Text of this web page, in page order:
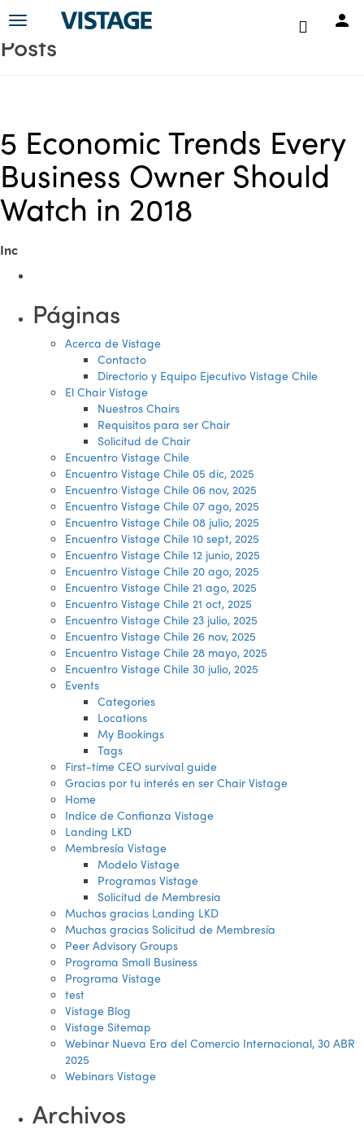
Toggle
Posts
5 Economic Trends Every
Business Owner Should
Watch in 2018
Inc
Páginas
Acerca de Vistage
Contacto
Directorio y Equipo Ejecutivo Vistage Chile
El Chair Vistage
Nuestros Chairs
Requisitos para ser Chair
Solicitud de Chair
Encuentro Vistage Chile
Encuentro Vistage Chile 05 dic, 2025
Encuentro Vistage Chile 06 nov, 2025
Encuentro Vistage Chile 07 ago, 2025
Encuentro Vistage Chile 08 julio, 2025
Encuentro Vistage Chile 10 sept, 2025
Encuentro Vistage Chile 12 junio, 2025
Encuentro Vistage Chile 20 ago, 2025
Encuentro Vistage Chile 21 ago, 2025
Encuentro Vistage Chile 21 oct, 2025
Encuentro Vistage Chile 23 julio, 2025
Encuentro Vistage Chile 26 nov, 2025
Encuentro Vistage Chile 28 mayo, 2025
Encuentro Vistage Chile 30 julio, 2025
Events
Categories
Locations
My Bookings
Tags
First-time CEO survival guide
Gracias por tu interés en ser Chair Vistage
Home
Indice de Confianza Vistage
Landing LKD
Membresía Vistage
Modelo Vistage
Programas Vistage
Solicitud de Membresia
Muchas gracias Landing LKD
Muchas gracias Solicitud de Membresía
Peer Advisory Groups
Programa Small Business
Programa Vistage
test
Vistage Blog
Vistage Sitemap
Webinar Nueva Era del Comercio Internacional, 30 ABR
2025
Webinars Vistage
Archivos